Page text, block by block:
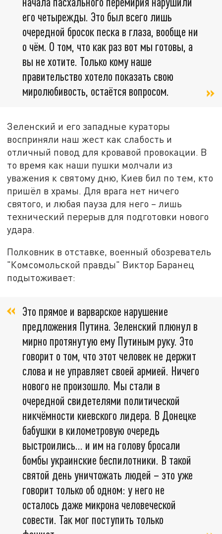
его четырежды. Это был всего лишь
очередной бросок песка в глаза, вообще ни
о чём. О том, что как раз вот мы готовы, а
вы не хотите. Только кому наше
правительство хотело показать свою
миролюбивость, остаётся вопросом.
Зеленский и его западные кураторы
восприняли наш жест как слабость и
отличный повод для кровавой провокации. В
то время как наши пушки молчали из
уважения к святому дню, Киев бил по тем, кто
пришёл в храмы. Для врага нет ничего
святого, и любая пауза для него – лишь
технический перерыв для подготовки нового
удара.
Полковник в отставке, военный обозреватель
"Комсомольской правды" Виктор Баранец
подытоживает:
Это прямое и варварское нарушение
предложения Путина. Зеленский плюнул в
мирно протянутую ему Путиным руку. Это
говорит о том, что этот человек не держит
слова и не управляет своей армией. Ничего
нового не произошло. Мы стали в
очередной свидетелями политической
никчёмности киевского лидера. В Донецке
бабушки в километровую очередь
выстроились... и им на голову бросали
бомбы украинские беспилотники. В такой
святой день уничтожать людей – это уже
говорит только об одном: у него не
осталось даже микрона человеческой
совести. Так мог поступить только